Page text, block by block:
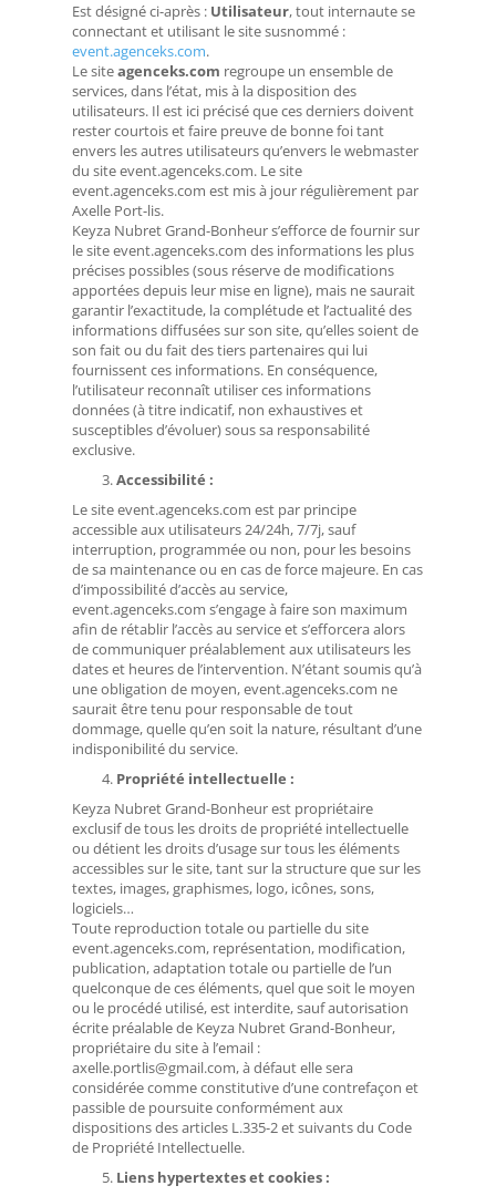
Est désigné ci-après : Utilisateur, tout internaute se
connectant et utilisant le site susnommé :
event.agenceks.com.
Le siteagenceks.com regroupe un ensemble de
services, dans l’état, mis à la disposition des
utilisateurs. Il est ici précisé que ces derniers doivent
rester courtois et faire preuve de bonne foi tant
envers les autres utilisateurs qu’envers le webmaster
du site event.agenceks.com. Le site
event.agenceks.com est mis à jour régulièrement par
Axelle Port-lis.
Keyza Nubret Grand-Bonheur s’efforce de fournir sur
le site event.agenceks.com des informations les plus
précises possibles (sous réserve de modifications
apportées depuis leur mise en ligne), mais ne saurait
garantir l’exactitude, la complétude et l’actualité des
informations diffusées sur son site, qu’elles soient de
son fait ou du fait des tiers partenaires qui lui
fournissent ces informations. En conséquence,
l’utilisateur reconnaît utiliser ces informations
données (à titre indicatif, non exhaustives et
susceptibles d’évoluer) sous sa responsabilité
exclusive.
Accessibilité :
Le site event.agenceks.com est par principe
accessible aux utilisateurs 24/24h, 7/7j, sauf
interruption, programmée ou non, pour les besoins
de sa maintenance ou en cas de force majeure. En cas
d’impossibilité d’accès au service,
event.agenceks.com s’engage à faire son maximum
afin de rétablir l’accès au service et s’efforcera alors
de communiquer préalablement aux utilisateurs les
dates et heures de l’intervention. N’étant soumis qu’à
une obligation de moyen, event.agenceks.com ne
saurait être tenu pour responsable de tout
dommage, quelle qu’en soit la nature, résultant d’une
indisponibilité du service.
Propriété intellectuelle :
Keyza Nubret Grand-Bonheur est propriétaire
exclusif de tous les droits de propriété intellectuelle
ou détient les droits d’usage sur tous les éléments
accessibles sur le site, tant sur la structure que sur les
textes, images, graphismes, logo, icônes, sons,
logiciels…
Toute reproduction totale ou partielle du site
event.agenceks.com, représentation, modification,
publication, adaptation totale ou partielle de l’un
quelconque de ces éléments, quel que soit le moyen
ou le procédé utilisé, est interdite, sauf autorisation
écrite préalable de Keyza Nubret Grand-Bonheur,
propriétaire du site à l’email :
axelle.portlis@gmail.com, à défaut elle sera
considérée comme constitutive d’une contrefaçon et
passible de poursuite conformément aux
dispositions des articles L.335-2 et suivants du Code
de Propriété Intellectuelle.
Liens hypertextes et cookies :